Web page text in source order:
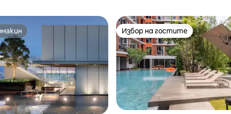
Избор на гостите
Избор на гостите